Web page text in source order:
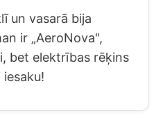
un vasarā bija
ir „AeroNova",
bet elektrības rēķins